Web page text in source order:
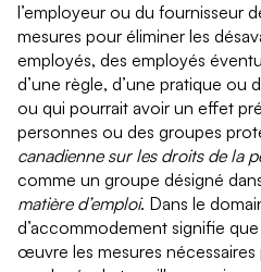
l’employeur ou du fournisseur
mesures pour éliminer les
employés, des employés
d’une règle, d’une pratique ou
ou qui pourrait avoir un effet
personnes ou des groupes
canadienne sur les droits de la
comme un groupe désigné
matière d’emploi. Dans le
d’accommodement signifie
œuvre les mesures nécessaires